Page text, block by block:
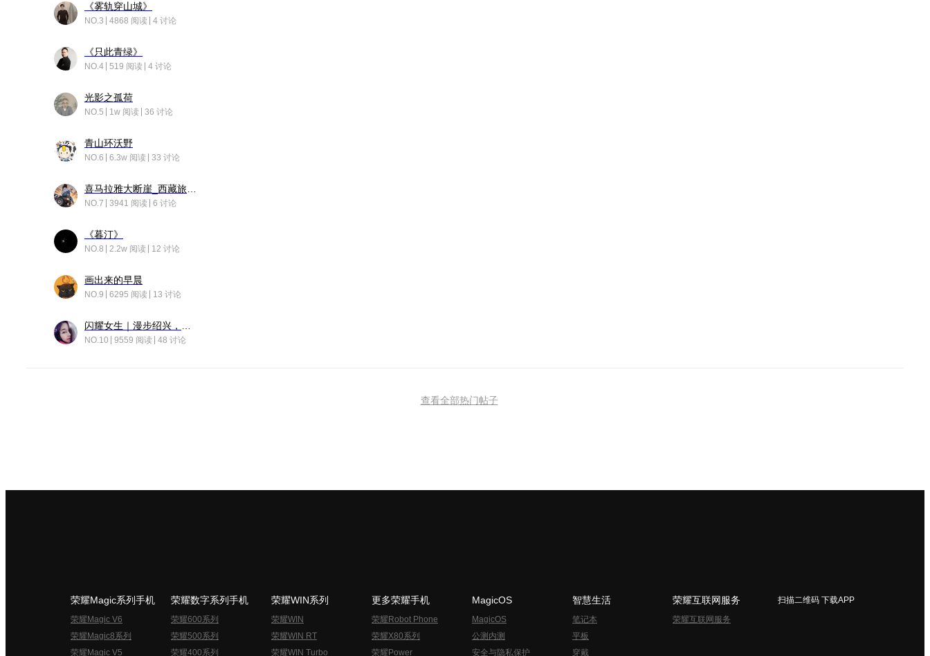
《雾轨穿山城》
NO.3 4868 阅读 4 讨论
《只此青绿》
NO.4 519 阅读 4 讨论
光影之孤荷
NO.5 1w 阅读 36 讨论
青山环沃野
NO.6 6.3w 阅读 33 讨论
NO.7 3941 阅读 6 讨论
《暮汀》
NO.8 2.2w 阅读 12 讨论
画出来的早晨
NO.9 6295 阅读 13 讨论
NO.10 9559 阅读 48 讨论
查看全部热门帖子
荣耀Magic系列手机
荣耀Magic V6
荣耀Magic8系列
荣耀Magic V5
荣耀数字系列手机
荣耀600系列
荣耀500系列
荣耀400系列
荣耀WIN系列
荣耀WIN
荣耀WIN RT
荣耀WIN Turbo
更多荣耀手机
荣耀Robot Phone
荣耀X80系列
荣耀Power
MagicOS
MagicOS
公测内测
安全与隐私保护
智慧生活
笔记本
平板
穿戴
荣耀互联网服务
荣耀互联网服务
扫描二维码 下载APP